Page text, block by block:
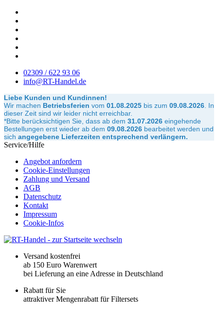
02309 / 622 93 06
info@RT-Handel.de
Liebe Kunden und Kundinnen!
Wir machen Betriebsferien vom 01.08.2025 bis zum 09.08.2026 In
dieser Zeit sind wir leider nicht erreichbar.
*Bitte berücksichtigen Sie, dass ab dem 31.07.2026 eingehende
Bestellungen erst wieder ab dem 09.08.2026 bearbeitet werden und
sich angegebene Lieferzeiten entsprechend verlängern.
Service/Hilfe
Angebot anfordern
Cookie-Einstellungen
Zahlung und Versand
AGB
Datenschutz
Kontakt
Impressum
Cookie-Infos
Versand kostenfrei
ab 150 Euro Warenwert
bei Lieferung an eine Adresse in Deutschland
Rabatt für Sie
attraktiver Mengenrabatt für Filtersets